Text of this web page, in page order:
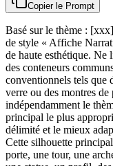
Copier le Prompt
Basé sur le thème :
de style « Affiche
de haute esthétique. Ne
des conteneurs
conventionnels tels que
verre ou des montres
indépendamment le
principal le plus
délimité et le mieux
Cette silhouette
porte, une tour, une